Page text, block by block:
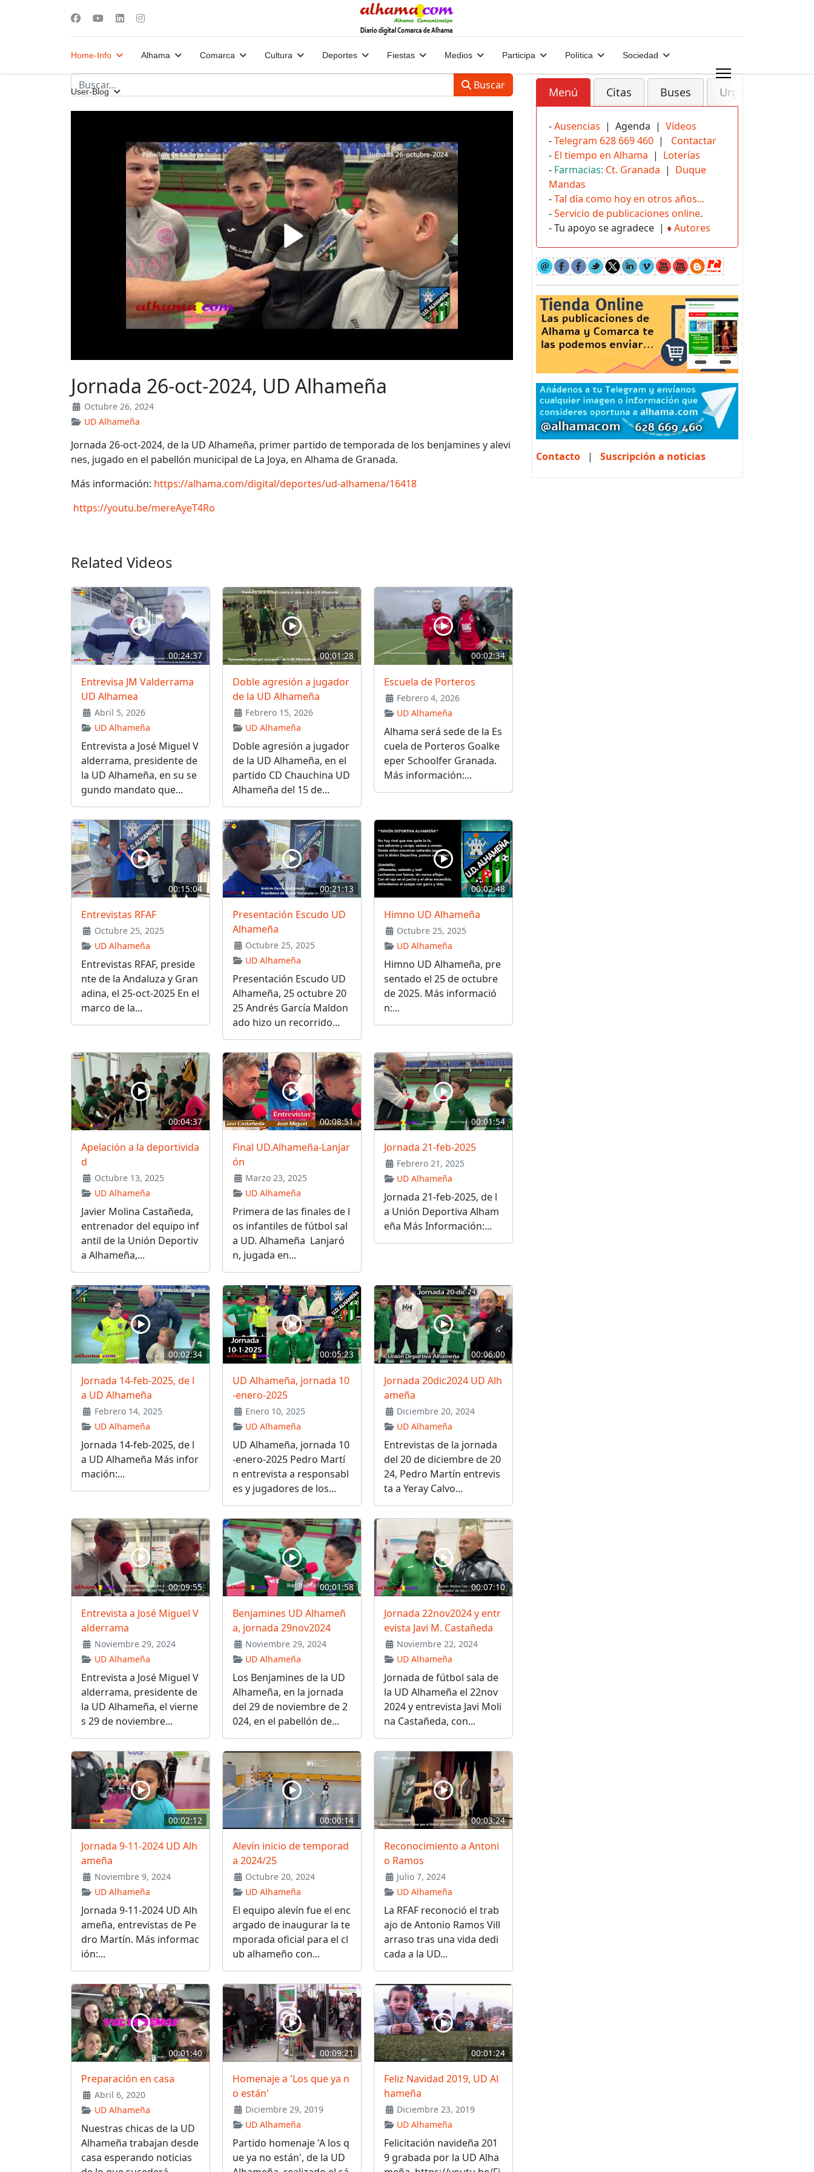
Home-Info Alhama Comarca Cultura Deportes Fiestas Medios Participa Política Sociedad
User-Blog Buscar
Jornada 26-oct-2024, UD Alhameña
Octubre 26, 2024
UD Alhameña
Jornada 26-oct-2024, de la UD Alhameña, primer partido de temporada de los benjamines y alevi
nes, jugado en el pabellón municipal de La Joya, en Alhama de Granada.
Más información: https://alhama.com/digital/deportes/ud-alhamena/16418
https://youtu.be/mereAyeT4Ro
Related Videos
00:24:37
Entrevisa JM Valderrama
UD Alhamea
Abril 5, 2026
UD Alhameña
Entrevista a José Miguel V
alderrama, presidente de
la UD Alhameña, en su se
gundo mandato que...
00:01:28
Doble agresión a jugador
de la UD Alhameña
Febrero 15, 2026
UD Alhameña
Doble agresión a jugador
de la UD Alhameña, en el
partido CD Chauchina UD
Alhameña del 15 de...
00:02:34
Escuela de Porteros
Febrero 4, 2026
UD Alhameña
Alhama será sede de la Es
cuela de Porteros Goalke
eper Schoolfer Granada.
Más información:...
00:15:04
Entrevistas RFAF
Octubre 25, 2025
UD Alhameña
Entrevistas RFAF, preside
nte de la Andaluza y Gran
adina, el 25-oct-2025 En el
marco de la...
00:21:13
Presentación Escudo UD
Alhameña
Octubre 25, 2025
UD Alhameña
Presentación Escudo UD
Alhameña, 25 octubre 20
25 Andrés García Maldon
ado hizo un recorrido...
00:02:48
Himno UD Alhameña
Octubre 25, 2025
UD Alhameña
Himno UD Alhameña, pre
sentado el 25 de octubre
de 2025. Más informació
n:...
00:04:37
Apelación a la deportivida
d
Octubre 13, 2025
UD Alhameña
Javier Molina Castañeda,
entrenador del equipo inf
antil de la Unión Deportiv
a Alhameña,...
00:08:51
Final UD.Alhameña-Lanjar
ón
Marzo 23, 2025
UD Alhameña
Primera de las finales de l
os infantiles de fútbol sal
a UD. Alhameña Lanjaró
n, jugada en...
00:01:54
Jornada 21-feb-2025
Febrero 21, 2025
UD Alhameña
Jornada 21-feb-2025, de l
a Unión Deportiva Alham
eña Más Información:...
00:02:34
Jornada 14-feb-2025, de l
a UD Alhameña
Febrero 14, 2025
UD Alhameña
Jornada 14-feb-2025, de l
a UD Alhameña Más infor
mación:...
00:05:23
UD Alhameña, jornada 10
-enero-2025
Enero 10, 2025
UD Alhameña
UD Alhameña, jornada 10
-enero-2025 Pedro Martí
n entrevista a responsabl
es y jugadores de los...
00:06:00
Jornada 20dic2024 UD Alh
ameña
Diciembre 20, 2024
UD Alhameña
Entrevistas de la jornada
del 20 de diciembre de 20
24, Pedro Martín entrevis
ta a Yeray Calvo...
00:09:55
Entrevista a José Miguel V
alderrama
Noviembre 29, 2024
UD Alhameña
Entrevista a José Miguel V
alderrama, presidente de
la UD Alhameña, el vierne
s 29 de noviembre...
00:01:58
Benjamines UD Alhameñ
a, jornada 29nov2024
Noviembre 29, 2024
UD Alhameña
Los Benjamines de la UD
Alhameña, en la jornada
del 29 de noviembre de 2
024, en el pabellón de...
00:07:10
Jornada 22nov2024 y entr
evista Javi M. Castañeda
Noviembre 22, 2024
UD Alhameña
Jornada de fútbol sala de
la UD Alhameña el 22nov
2024 y entrevista Javi Moli
na Castañeda, con...
00:02:12
Jornada 9-11-2024 UD Alh
ameña
Noviembre 9, 2024
UD Alhameña
Jornada 9-11-2024 UD Alh
ameña, entrevistas de Pe
dro Martín. Más informac
ión:...
00:00:14
Alevín inicio de temporad
a 2024/25
Octubre 20, 2024
UD Alhameña
El equipo alevín fue el enc
argado de inaugurar la te
mporada oficial para el cl
ub alhameño con...
00:03:24
Reconocimiento a Antoni
o Ramos
Julio 7, 2024
UD Alhameña
La RFAF reconoció el trab
ajo de Antonio Ramos Vill
arraso tras una vida dedi
cada a la UD...
00:01:40
Preparación en casa
Abril 6, 2020
UD Alhameña
Nuestras chicas de la UD
Alhameña trabajan desde
casa esperando noticias
00:09:21
Homenaje a 'Los que ya n
o están'
Diciembre 29, 2019
UD Alhameña
Partido homenaje 'A los q
ue ya no están', de la UD
00:01:24
Feliz Navidad 2019, UD Al
hameña
Diciembre 23, 2019
UD Alhameña
Felicitación navideña 201
9 grabada por la UD Alha
Menú Citas Buses Urgencias
-Ausencias | Agenda | Vídeos
-Telegram 628 669 460 | Contactar
- El tiempo en Alhama | Loterías
- Farmacias: Ct. Granada | Duque
Mandas
-Tal día como hoy en otros años...
-Servicio de publicaciones online.
- Tu apoyo se agradece | ♦Autores
Contacto | Suscripción a noticias